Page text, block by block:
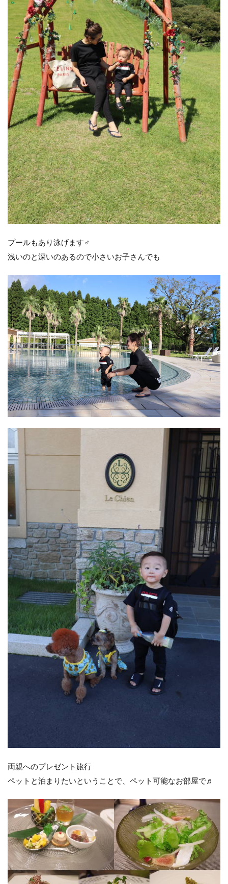
プールもあり泳げます♂️
浅いのと深いのあるので小さいお子さんでも
両親へのプレゼント旅行
ペットと泊まりたいということで、ペット可能なお部屋で♬